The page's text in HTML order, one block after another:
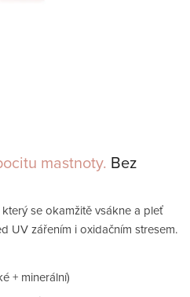
mastnoty. Bez
který se okamžitě vsákne a pleť
UV zářením i oxidačním stresem.
+ minerální)